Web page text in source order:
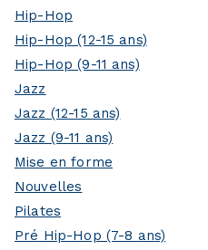
Hip-Hop
Hip-Hop (12-15 ans)
Hip-Hop (9-11 ans)
Jazz
Jazz (12-15 ans)
Jazz (9-11 ans)
Mise en forme
Nouvelles
Pilates
Pré Hip-Hop (7-8 ans)